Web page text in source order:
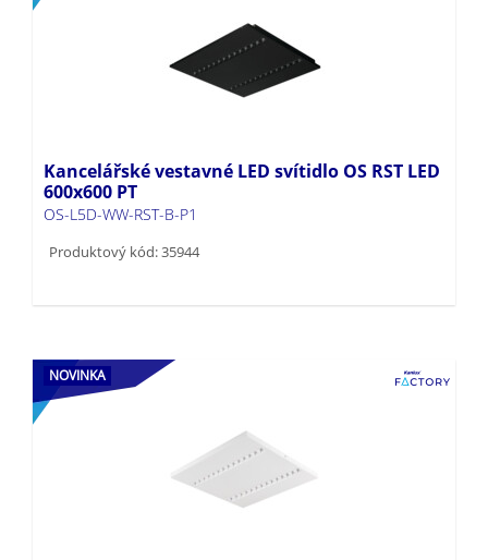
Kancelářské vestavné LED svítidlo OS RST LED
600x600 PT
OS-L5D-WW-RST-B-P1
Produktový kód: 35944
NOVINKA